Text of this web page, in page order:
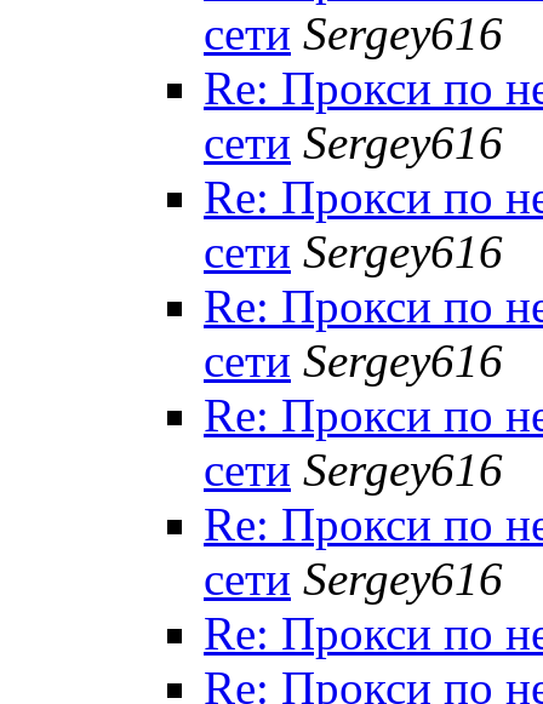
сети Sergey616
Re: Прокси по
сети Sergey616
Re: Прокси по
сети Sergey616
Re: Прокси по
сети Sergey616
Re: Прокси по
сети Sergey616
Re: Прокси по
сети Sergey616
Re: Прокси по
Re: Прокси по